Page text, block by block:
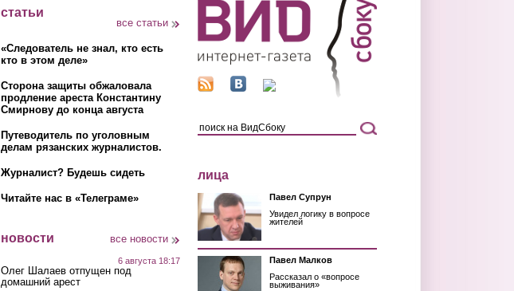
статьи
все статьи
«Следователь не знал, кто есть
кто в этом деле»
Сторона защиты обжаловала
продление ареста Константину
Смирнову до конца августа
Путеводитель по уголовным
делам рязанских журналистов.
Журналист? Будешь сидеть
Читайте нас в «Телеграме»
новости все новости
6 августа 18:17
Олег Шалаев отпущен под
домашний арест
лица
Павел Супрун
Увидел логику в вопросе
жителей
Павел Малков
Рассказал о «вопросе
выживания»